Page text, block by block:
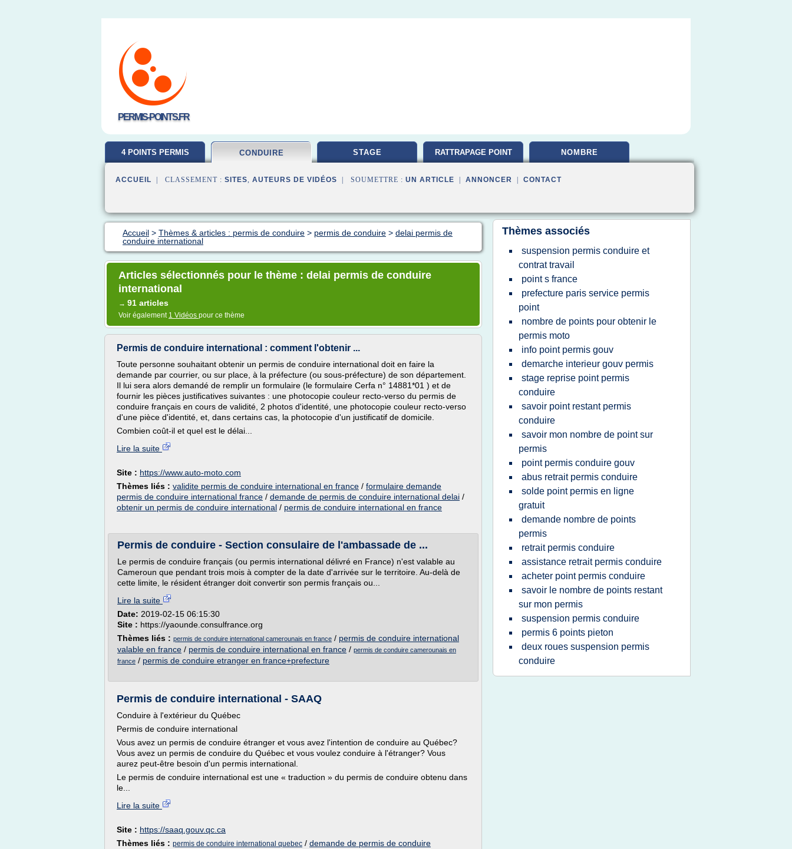
PERMIS-POINTS.FR
4 POINTS PERMIS CONDUIRE STAGE RATTRAPAGE POINT NOMBRE
ACCUEIL | CLASSEMENT : SITES, AUTEURS DE VIDÉOS | SOUMETTRE : UN ARTICLE ANNONCER CONTACT
Accueil > Thèmes & articles : permis de conduire > permis de conduire > delai permis de
conduire international
Articles sélectionnés pour le thème : delai permis de conduire
international
→ 91 articles
Voir également 1 Vidéos pour ce thème
Permis de conduire international : comment l'obtenir ...
Toute personne souhaitant obtenir un permis de conduire international doit en faire la
demande par courrier, ou sur place, à la préfecture (ou sous-préfecture) de son département.
Il lui sera alors demandé de remplir un formulaire (le formulaire Cerfa n° 14881*01 ) et de
fournir les pièces justificatives suivantes : une photocopie couleur recto-verso du permis de
conduire français en cours de validité, 2 photos d'identité, une photocopie couleur recto-verso
d'une pièce d'identité, et, dans certains cas, la photocopie d'un justificatif de domicile.
Combien coût-il et quel est le délai...
Lire la suite
Site : https://www.auto-moto.com
Thèmes liés : validite permis de conduire international en france / formulaire demande
permis de conduire international france / demande de permis de conduire international delai /
obtenir un permis de conduire international / permis de conduire international en france
Permis de conduire - Section consulaire de l'ambassade de ...
Le permis de conduire français (ou permis international délivré en France) n'est valable au
Cameroun que pendant trois mois à compter de la date d'arrivée sur le territoire. Au-delà de
cette limite, le résident étranger doit convertir son permis français ou...
Lire la suite
Date: 2019-02-15 06:15:30
Site : https://yaounde.consulfrance.org
Thèmes liés : permis de conduire international camerounais en france / permis de conduire international
valable en france / permis de conduire international en france / permis de conduire camerounais en
france / permis de conduire etranger en france+prefecture
Permis de conduire international - SAAQ
Conduire à l'extérieur du Québec
Permis de conduire international
Vous avez un permis de conduire étranger et vous avez l'intention de conduire au Québec?
Vous avez un permis de conduire du Québec et vous voulez conduire à l'étranger? Vous
aurez peut-être besoin d'un permis international.
Le permis de conduire international est une « traduction » du permis de conduire obtenu dans
le...
Lire la suite
Site : https://saaq.gouv.qc.ca
Thèmes liés : permis de conduire international quebec / demande de permis de conduire
Thèmes associés
suspension permis conduire et
contrat travail
point s france
prefecture paris service permis
point
nombre de points pour obtenir le
permis moto
info point permis gouv
demarche interieur gouv permis
stage reprise point permis
conduire
savoir point restant permis
conduire
savoir mon nombre de point sur
permis
point permis conduire gouv
abus retrait permis conduire
solde point permis en ligne
gratuit
demande nombre de points
permis
retrait permis conduire
assistance retrait permis conduire
acheter point permis conduire
savoir le nombre de points restant
sur mon permis
suspension permis conduire
permis 6 points pieton
deux roues suspension permis
conduire